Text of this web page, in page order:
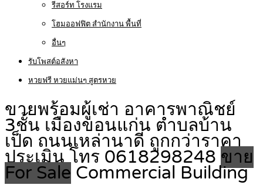
รีสอร์ท โรงแรม
โฮมออฟฟิต สำนักงาน พื้นที่
อื่นๆ
รับโพสต์อสังหา
หวยฟรี หวยแม่นๆ สูตรหวย
ขายพร้อมผู้เช่า อาคารพาณิชย์
3ชั้น เมืองขอนแก่น ตำบลบ้าน
เป็ด ถนนเหล่านาดี ถูกกว่าราคา
ประเมิน โทร 0618298248 ขาย
For Sale Commercial Building